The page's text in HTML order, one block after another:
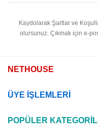
Kaydolarak Şartlar ve
olursunuz. Çıkmak için e-
NETHOUSE
ÜYE İŞLEMLERİ
POPÜLER